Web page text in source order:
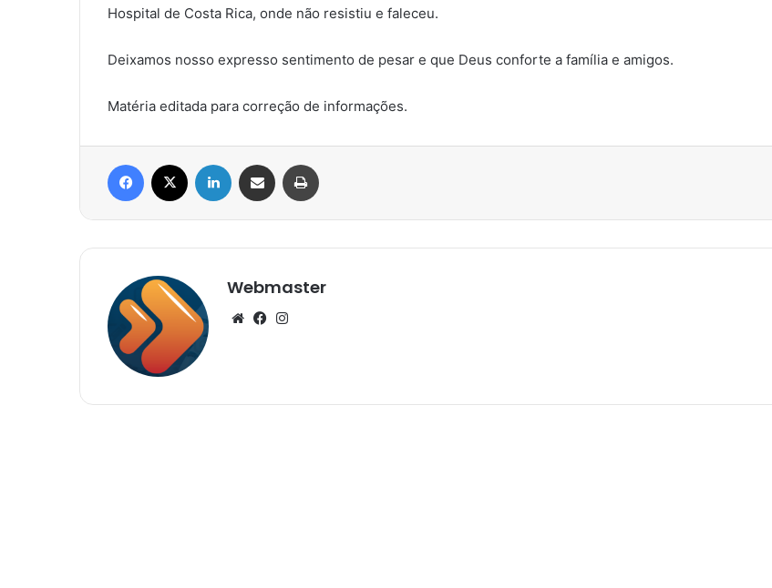
Hospital de Costa Rica, onde não resistiu e faleceu.
Deixamos nosso expresso sentimento de pesar e que Deus conforte a família e amigos.
Matéria editada para correção de informações.
Facebook Linkedin Compartilhar via e-mail
Webmaster
WebsiteFacebook